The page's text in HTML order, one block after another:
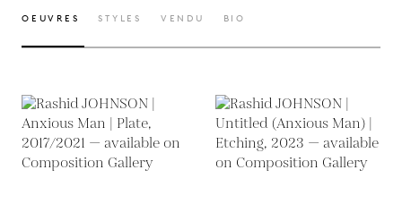
OEUVRES STYLES VENDU BIO